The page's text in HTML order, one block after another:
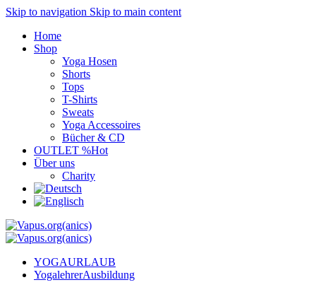
Skip to navigation Skip to main content
Home
Shop
Yoga Hosen
Shorts
Tops
T-Shirts
Sweats
Yoga Accessoires
Bücher & CD
OUTLET %Hot
Über uns
Charity
YOGAURLAUB
YogalehrerAusbildung